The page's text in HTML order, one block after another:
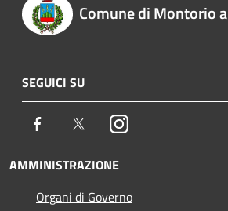
Comune di Montorio
SEGUICI SU
Facebook TwitterInstagram
AMMINISTRAZIONE
Organi di Governo